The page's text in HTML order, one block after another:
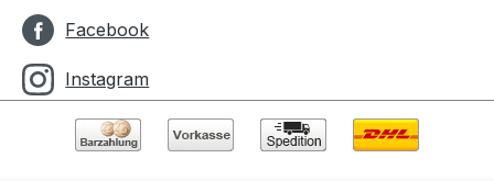
Facebook
Instagram